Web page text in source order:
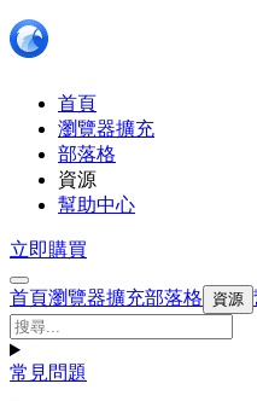
首頁
瀏覽器擴充
部落格
資源
幫助中心
立即購買
首頁瀏覽器擴充部落格 資源
常見問題